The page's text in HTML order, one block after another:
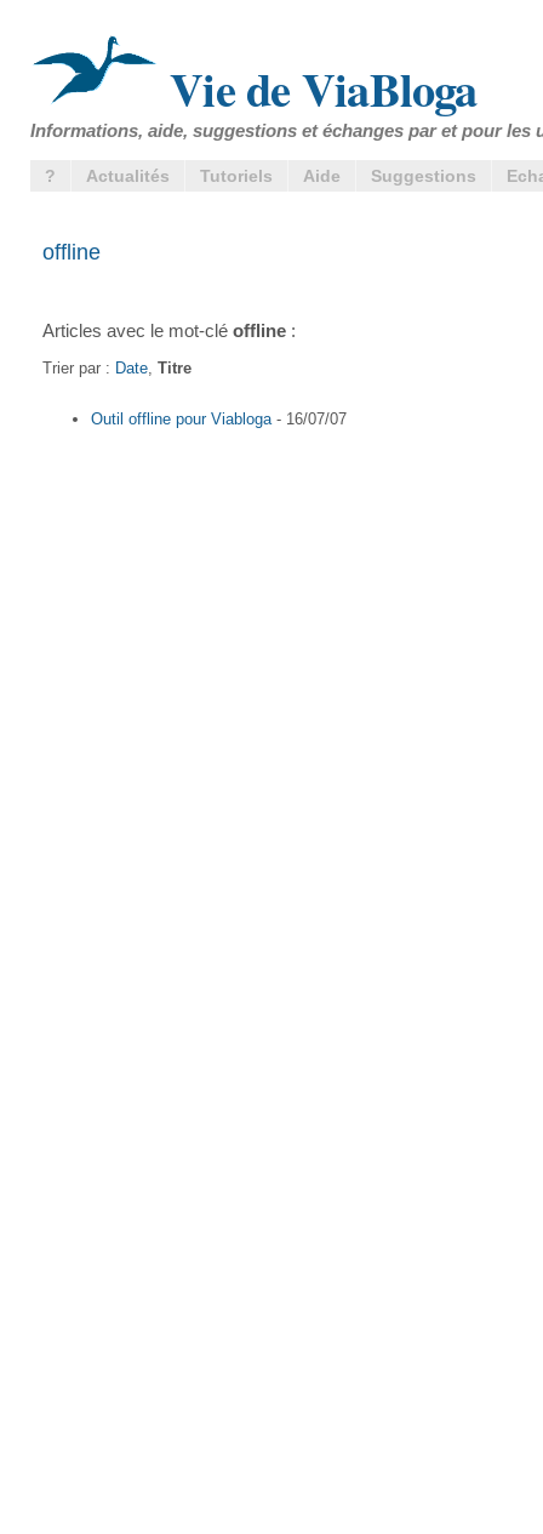
Vie de ViaBloga
Informations, aide, suggestions et échanges par et pour les
? Actualités Tutoriels Aide Suggestions
offline
Articles avec le mot-clé offline :
Trier par : Date Titre
Outil offline pour Viabloga- 16/07/07